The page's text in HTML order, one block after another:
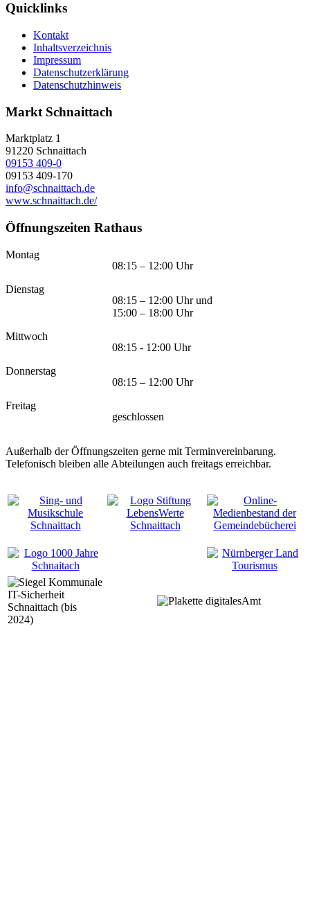
Quicklinks
Kontakt
Inhaltsverzeichnis
Impressum
Datenschutzerklärung
Datenschutzhinweis
Markt Schnaittach
Marktplatz 1
91220 Schnaittach
09153 409-0
09153 409-170
info@schnaittach.de
www.schnaittach.de/
Öffnungszeiten Rathaus
Montag
08:15 – 12:00 Uhr
Dienstag
08:15 – 12:00 Uhr und
15:00 – 18:00 Uhr
Mittwoch
08:15 - 12:00 Uhr
Donnerstag
08:15 – 12:00 Uhr
Freitag
geschlossen
Außerhalb der Öffnungszeiten gerne mit Terminvereinbarung.
Telefonisch bleiben alle Abteilungen auch freitags erreichbar.